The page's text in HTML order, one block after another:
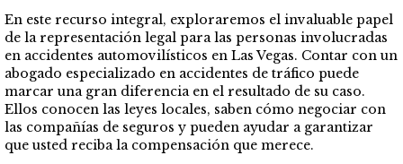
En este recurso integral, exploraremos el invaluable papel
de la representación legal para las personas involucradas
en accidentes automovilísticos en Las Vegas. Contar con un
abogado especializado en accidentes de tráfico puede
marcar una gran diferencia en el resultado de su caso.
Ellos conocen las leyes locales, saben cómo negociar con
las compañías de seguros y pueden ayudar a garantizar
que usted reciba la compensación que merece.